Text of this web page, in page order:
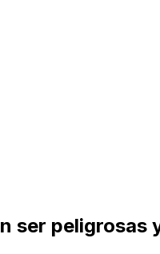
ser peligrosas